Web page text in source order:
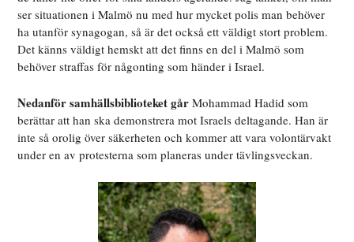
ser situationen i Malmö nu med hur mycket polis man behöver
ha utanför synagogan, så är det också ett väldigt stort problem.
Det känns väldigt hemskt att det finns en del i Malmö som
behöver straffas för någonting som händer i Israel.
Nedanför samhällsbiblioteket gårMohammad Hadid som
berättar att han ska demonstrera mot Israels deltagande. Han är
inte så orolig över säkerheten och kommer att vara volontärvakt
under en av protesterna som planeras under tävlingsveckan.